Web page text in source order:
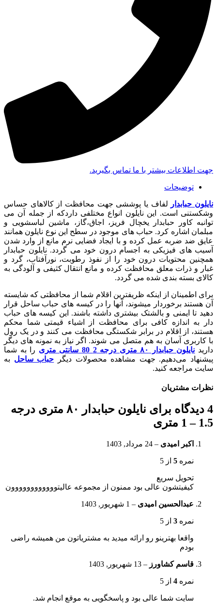
جهت اطلاعات بیشتر با ما تماس بگیرید.
توضیحات
نایلون حبابدار
لفاف یا پوششی جهت محافظت از کالاهای حساس
وشکستنی است. این نایلون انواع مختلفی داردکه از جمله آن می
توانبه کاور حبابدار یخچال فریز، اجاق،گاز، ماشین لباسشویی و
مبلمان اشاره کرد. حباب های موجود در سطح این نوع نایلون همانند
عایق ضد ضربه عمل کرده و با ایجاد فضایی نرم مانع از وارد شدن
آسیب های فیزیکی به اجسام درون خود می گردد. نایلون حبابدار
همچنین محتویات درون خود را از نفوذ رطوبت، نورآفتاب، گرد و
غبار و ذرات معلق محافظت کرده و مانع انتقال کثیفی و آلودگی به
کالای بسته بندی شده می گردد.
برای اطمينان از اينکه ظريفترين اقلام شما از محافظتی که شايسته
آن هستند برخوردار میشوند، آنها را در کيسه های حباب ساحل قرار
دهيد تا ايمنی و بالشتک بيشتری داشته باشند. اين کيسه های حباب
دار به اندازه کافی برای محافظت از اشياء قيمتی شما محکم
هستند، از اقلام در برابر شکستگی محافظت می کنند و در يک رول
با کاربری آسان به هم متصل می شوند. اگر نیاز به نمونه های دیگر
دارید نایلون حبابدار ۸۰ متری درجه 2 80 سانتی متری
را به شما
پیشنهاد می‌دهیم. جهت مشاهده محصولات دیگر حباب ساحل به
سایت مراجعه کنید.
نظرات مشتریان
4 دیدگاه برای
نایلون حبابدار ۸۰ متری درجه
1.5 – 1 متری
اکبر امیدی – 24 مرداد, 1403
نمره 5 از 5
تحویل سریع
کیفیتشون عالی بود ممنون از مجموعه عالیتوووووووووووون
عبدالحسین امیدی – 1 شهریور, 1403
نمره 3 از 5
واقعا بهترینو رو ارائه میدید به مشتریاتون من همیشه راضی
بودم
قاسم کشاورز – 13 شهریور, 1403
نمره 4 از 5
سایت شما عالی بود و پاسخگویی به موقع انجام شد.